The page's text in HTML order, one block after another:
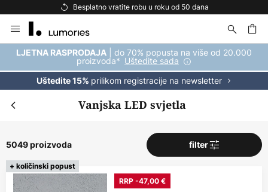
Besplatna dostava za kupnju iznad 69 €
to
Content
LJETNA RASPRODAJA | do 70% popusta na više od 20.000
proizvoda* Uštedite sada
Uštedite 15% prilikom registracije na newsletter
Vanjska LED svjetla
5049 proizvoda filter
+ količinski popust
RRP -47,00 €